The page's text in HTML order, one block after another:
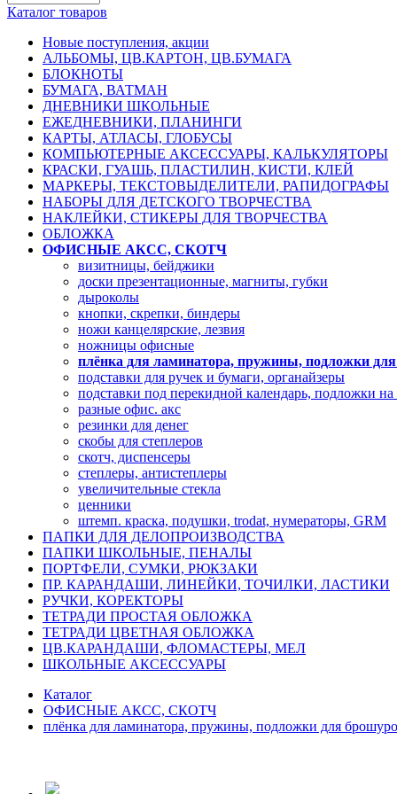
Каталог товаров
Новые поступления, акции
АЛЬБОМЫ, ЦВ.КАРТОН, ЦВ.БУМАГА
БЛОКНОТЫ
БУМАГА, ВАТМАН
ДНЕВНИКИ ШКОЛЬНЫЕ
ЕЖЕДНЕВНИКИ, ПЛАНИНГИ
КАРТЫ, АТЛАСЫ, ГЛОБУСЫ
КОМПЬЮТЕРНЫЕ АКСЕССУАРЫ, КАЛЬКУЛЯТОРЫ
КРАСКИ, ГУАШЬ, ПЛАСТИЛИН, КИСТИ, КЛЕЙ
МАРКЕРЫ, ТЕКСТОВЫДЕЛИТЕЛИ, РАПИДОГРАФЫ
НАБОРЫ ДЛЯ ДЕТСКОГО ТВОРЧЕСТВА
НАКЛЕЙКИ, СТИКЕРЫ ДЛЯ ТВОРЧЕСТВА
ОБЛОЖКА
ОФИСНЫЕ АКСС, СКОТЧ
визитницы, бейджики
доски презентационные, магниты, губки
дыроколы
кнопки, скрепки, биндеры
ножи канцелярские, лезвия
ножницы офисные
плёнка для ламинатора, пружины, подложки
подставки для ручек и бумаги, органайзеры
подставки под перекидной календарь, подложки на
разные офис. акс
резинки для денег
скобы для степлеров
скотч, диспенсеры
степлеры, антистеплеры
увеличительные стекла
ценники
штемп. краска, подушки, trodat, нумераторы, GRM
ПАПКИ ДЛЯ ДЕЛОПРОИЗВОДСТВА
ПАПКИ ШКОЛЬНЫЕ, ПЕНАЛЫ
ПОРТФЕЛИ, СУМКИ, РЮКЗАКИ
ПР. КАРАНДАШИ, ЛИНЕЙКИ, ТОЧИЛКИ, ЛАСТИКИ
РУЧКИ, КОРЕКТОРЫ
ТЕТРАДИ ПРОСТАЯ ОБЛОЖКА
ТЕТРАДИ ЦВЕТНАЯ ОБЛОЖКА
ЦВ.КАРАНДАШИ, ФЛОМАСТЕРЫ, МЕЛ
ШКОЛЬНЫЕ АКСЕССУАРЫ
Каталог
ОФИСНЫЕ АКСС, СКОТЧ
плёнка для ламинатора, пружины, подложки для